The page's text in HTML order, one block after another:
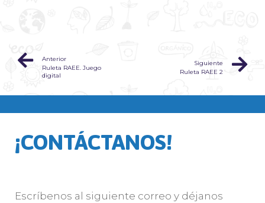
Anterior
Ruleta RAEE. Juego
digital
Siguiente
Ruleta RAEE 2
¡CONTÁCTANOS!
Escríbenos al siguiente correo y déjanos